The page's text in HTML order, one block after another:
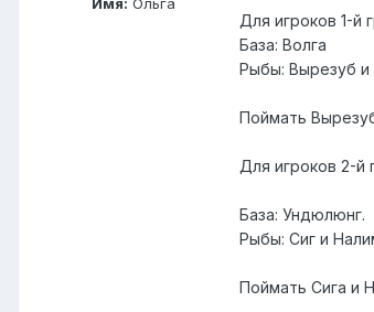
Имя: Ольга
Для игроков 1-й
База: Волга
Рыбы: Вырезуб и
Поймать
Для игроков 2-й
База: Ундюлюнг.
Рыбы: Сиг и
Поймать Сига и